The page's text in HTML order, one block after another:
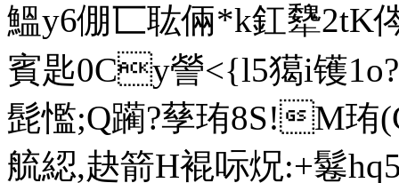
鰮y6倗匸耾倆*k釭犩2
賓匙0Cy謍<{l5獦i镬1o?
髭懢; Q躏?孶珛8S!M
艈綛,赽箭H裩呩炾:+鬈